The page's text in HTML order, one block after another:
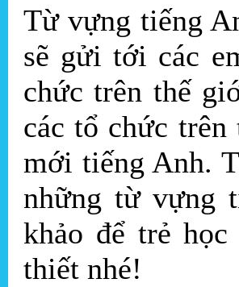
Từ vựng tiếng
sẽ gửi tới các
chức trên thế
các tổ chức
mới tiếng Anh.
những từ vựng
khảo để trẻ
thiết nhé!